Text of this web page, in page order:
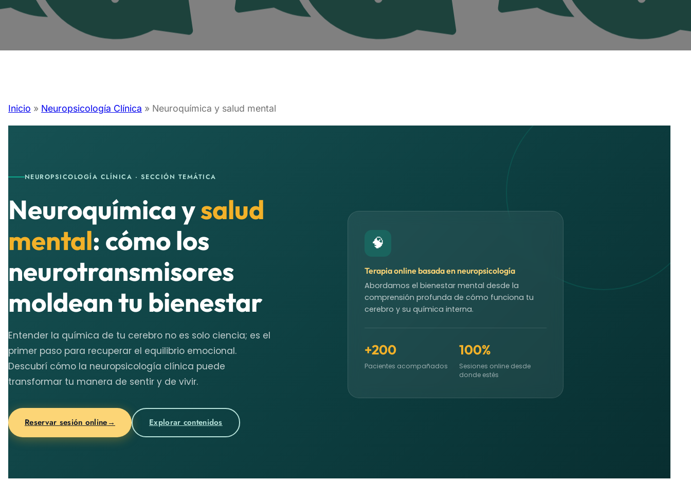
Inicio » Neuropsicología Clínica » Neuroquímica y salud mental
NEUROPSICOLOGÍA CLÍNICA · SECCIÓN TEMÁTICA
Neuroquímica ysalud
mental: cómo los
neurotransmisores
moldean tu bienestar
Entender la química de tu cerebro no es solo ciencia; es el
primer paso para recuperar el equilibrio emocional.
Descubrí cómo la neuropsicología clínica puede
transformar tu manera de sentir y de vivir.
Reservar sesión online→ Explorar contenidos
🧠
Terapia online basada en neuropsicología
Abordamos el bienestar mental desde la
comprensión profunda de cómo funciona tu
cerebro y su química interna.
+200
Pacientes acompañados
100%
Sesiones online desde
donde estés